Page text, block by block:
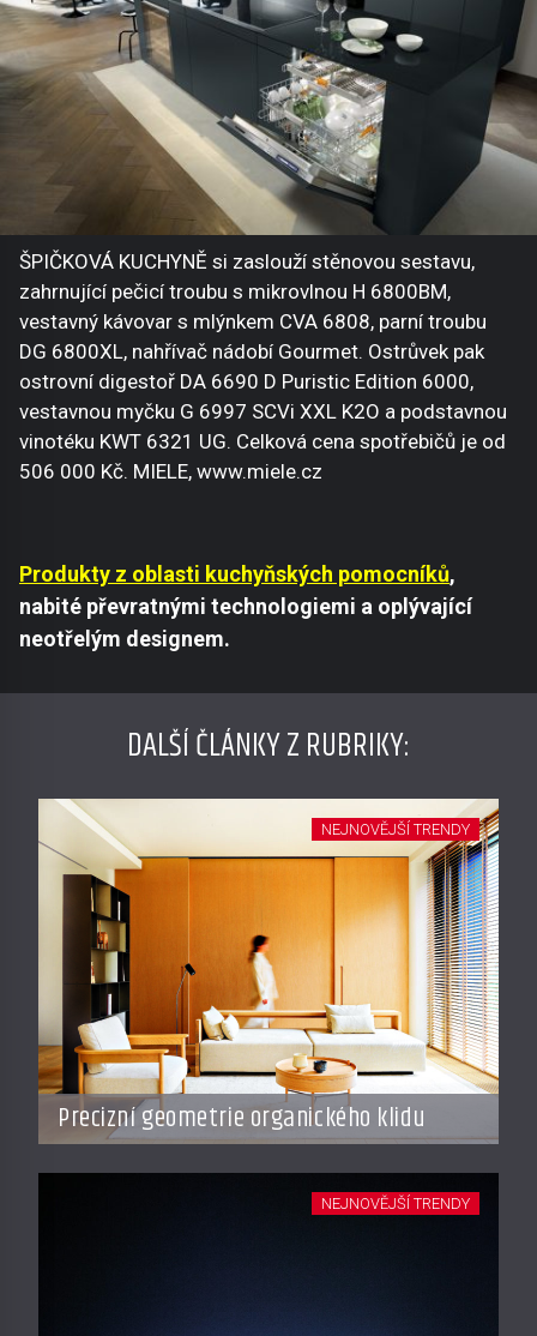
ŠPIČKOVÁ KUCHYNĚ si zaslouží stěnovou sestavu,
zahrnující pečicí troubu s mikrovlnou H 6800BM,
vestavný kávovar s mlýnkem CVA 6808, parní troubu
DG 6800XL, nahřívač nádobí Gourmet. Ostrůvek pak
ostrovní digestoř DA 6690 D Puristic Edition 6000,
vestavnou myčku G 6997 SCVi XXL K2O a podstavnou
vinotéku KWT 6321 UG. Celková cena spotřebičů je od
506 000 Kč. MIELE, www.miele.cz
Produkty z oblasti kuchyňských pomocníků,
nabité převratnými technologiemi a oplývající
neotřelým designem.
DALŠÍ ČLÁNKY Z RUBRIKY:
Precizní geometrie organického klidu
NEJNOVĚJŠÍ TRENDY
NEJNOVĚJŠÍ TRENDY